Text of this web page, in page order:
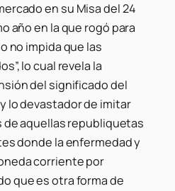
en su Misa del 24
año en la que rogó para
no impida que las
lo cual revela la
del significado del
lo devastador de imitar
aquellas republiquetas
donde la enfermedad y
corriente por
que es otra forma de